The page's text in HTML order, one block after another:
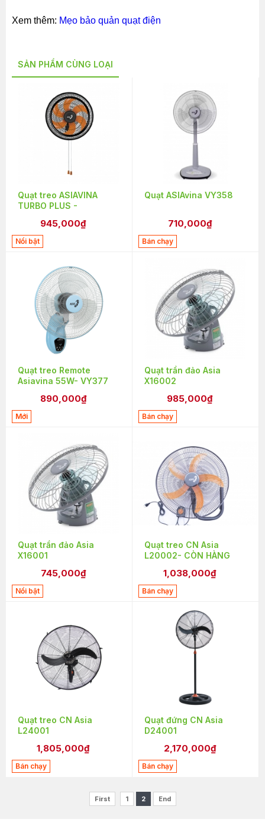
Xem thêm: Mẹo bảo quản quạt điện
SẢN PHẨM CÙNG LOẠI
Quạt treo ASIAVINA
TURBO PLUS -
945,000₫
Nổi bật
Quạt ASIAvina VY358
710,000₫
Bán chạy
Quạt treo Remote
Asiavina 55W- VY377
890,000₫
Mới
Quạt trần đảo Asia
X16002
985,000₫
Bán chạy
Quạt trần đảo Asia
X16001
745,000₫
Nổi bật
Quạt treo CN Asia
L20002- CÒN HÀNG
1,038,000₫
Bán chạy
Quạt treo CN Asia
L24001
1,805,000₫
Bán chạy
Quạt đứng CN Asia
D24001
2,170,000₫
Bán chạy
First 1 2 End